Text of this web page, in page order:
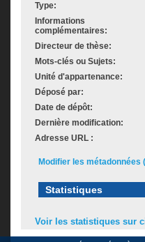
Type:
Informations
complémentaires:
Directeur de thèse:
Mots-clés ou Sujets:
Unité d'appartenance:
Déposé par:
Date de dépôt:
Dernière modification:
Adresse URL :
Modifier les
Statistiques
Voir les statistiques sur